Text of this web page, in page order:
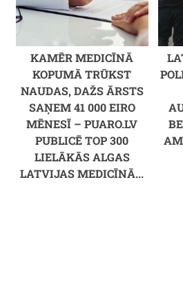
KAMĒR MEDICĪNĀ
KOPUMĀ TRŪKST
NAUDAS, DAŽS ĀRSTS
SAŅEM 41 000 EIRO
MĒNESĪ – PUARO.LV
PUBLICĒ TOP 300
LIELĀKĀS ALGAS
LATVIJAS MEDICĪNĀ...